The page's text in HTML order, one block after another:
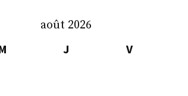
août 2026
J V